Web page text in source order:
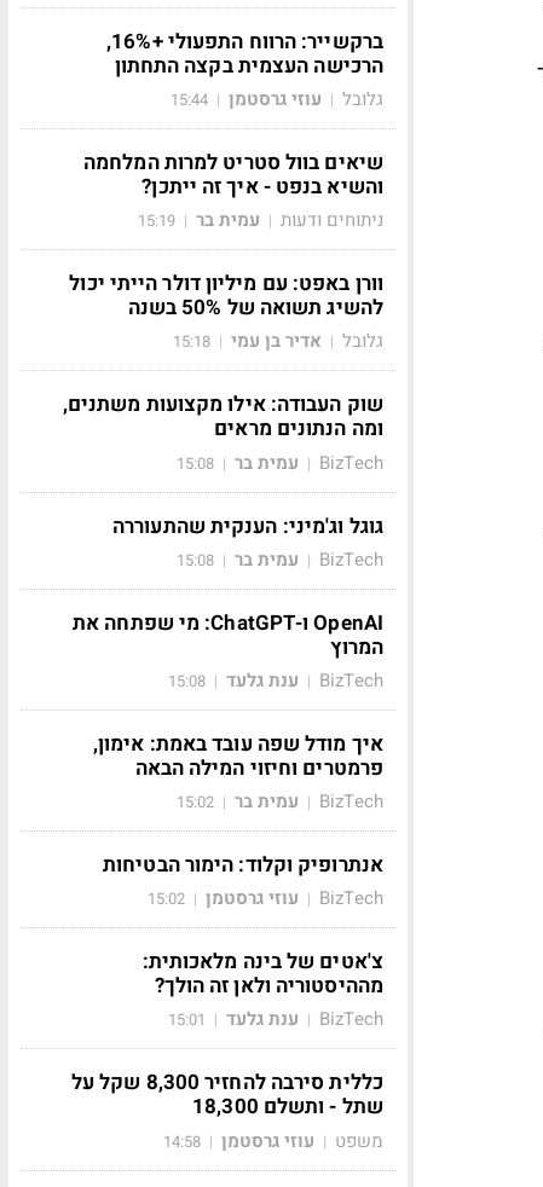
300 מטר
ברקשייר: הרווח התפעולי +16%,
הרכישה העצמית בקצה התחתון
גלובל | עוזי גרסטמן |
15:44
שיאים בוול סטריט למרות המלחמה
והשיא בנפט - איך זה ייתכן?
ניתוחים ודעות | עמית בר |
15:19
וורן באפט: עם מיליון דולר הייתי יכול
להשיג תשואה של 50% בשנה
גלובל | אדיר בן עמי |
15:18
שוק העבודה: אילו מקצועות משתנים,
ומה הנתונים מראים
BizTech
| עמית בר |
15:08
גוגל וג'מיני: הענקית שהתעוררה
BizTech
| עמית בר |
15:08
OpenAI ו-ChatGPT: מי שפתחה את
המרוץ
BizTech
| ענת גלעד |
15:08
איך מודל שפה עובד באמת: אימון,
פרמטרים וחיזוי המילה הבאה
BizTech
| עמית בר |
15:02
אנתרופיק וקלוד: הימור הבטיחות
BizTech
| עוזי גרסטמן |
15:02
צ'אטים של בינה מלאכותית:
מההיסטוריה ולאן זה הולך?
BizTech
| ענת גלעד |
15:01
כללית סירבה להחזיר 8,300 שקל על
שתל - ותשלם 18,300
משפט | עוזי גרסטמן |
14:58